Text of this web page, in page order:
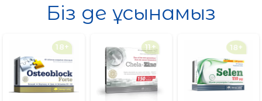
Біз де ұсынамыз
18+ 11+ 18+